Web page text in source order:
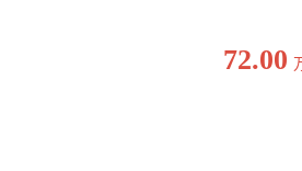
72.00